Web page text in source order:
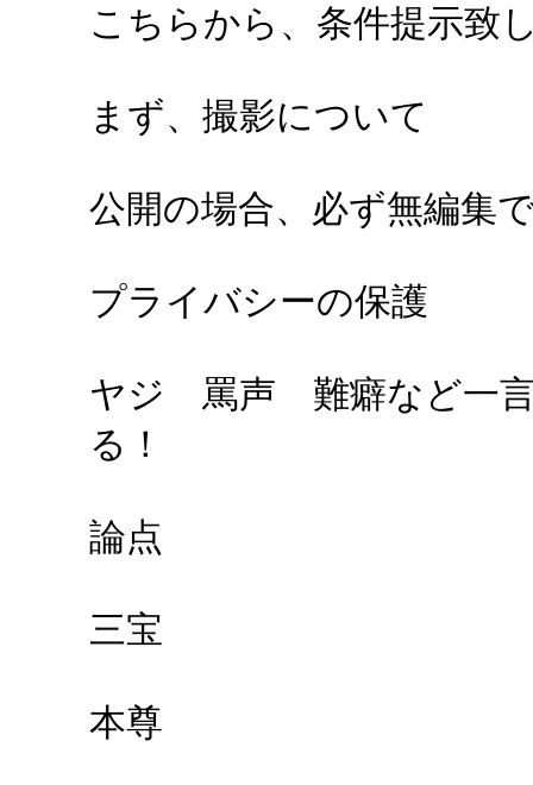
こちらから、条件提示致
まず、撮影について
公開の場合、必ず無編
プライバシーの保護
ヤジ 罵声 難癖など一言
る！
論点
三宝
本尊